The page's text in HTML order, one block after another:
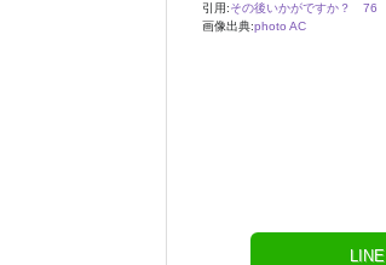
引用:その後いかがですか？ 76
画像出典:photo AC
LINE